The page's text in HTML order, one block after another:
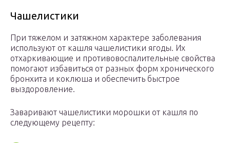
Чашелистики
При тяжелом и затяжном характере заболевания
используют от кашля чашелистики ягоды. Их
отхаркивающие и противовоспалительные свойства
помогают избавиться от разных форм хронического
бронхита и коклюша и обеспечить быстрое
выздоровление.
Заваривают чашелистики морошки от кашля по
следующему рецепту: